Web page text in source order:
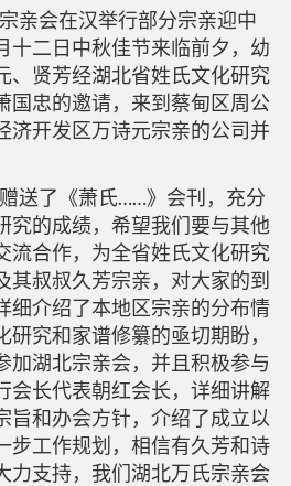
亲会在汉举行部分宗亲迎中
十二日中秋佳节来临前夕，幼
、贤芳经湖北省姓氏文化研究
国忠的邀请，来到蔡甸区周公
济开发区万诗元宗亲的公司并
送了《萧氏……》会刊，充分
究的成绩，希望我们要与其他
流合作，为全省姓氏文化研究
其叔叔久芳宗亲，对大家的到
细介绍了本地区宗亲的分布情
究和家谱修纂的亟切期盼，
加湖北宗亲会，并且积极参与
会长代表朝红会长，详细讲解
旨和办会方针，介绍了成立以
步工作规划，相信有久芳和诗
力支持，我们湖北万氏宗亲会